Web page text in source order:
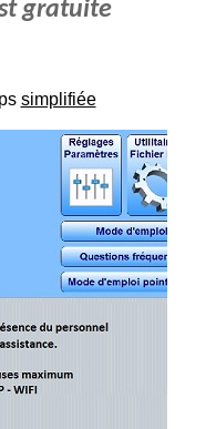
gratuite
simplifiée